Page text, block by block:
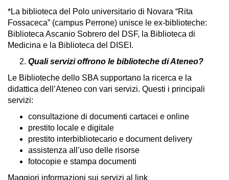
*La biblioteca del Polo universitario di Novara “Rita
Fossaceca” (campus Perrone) unisce le ex-biblioteche:
Biblioteca Ascanio Sobrero del DSF, la Biblioteca di
Medicina e la Biblioteca del DISEI.
Quali servizi offrono le biblioteche di Ateneo?
Le Biblioteche dello SBA supportano la ricerca e la
didattica dell’Ateneo con vari servizi. Questi i principali
servizi:
consultazione di documenti cartacei e online
prestito locale e digitale
prestito interbibliotecario e document delivery
assistenza all’uso delle risorse
fotocopie e stampa documenti
Maggiori informazioni sui servizi al link